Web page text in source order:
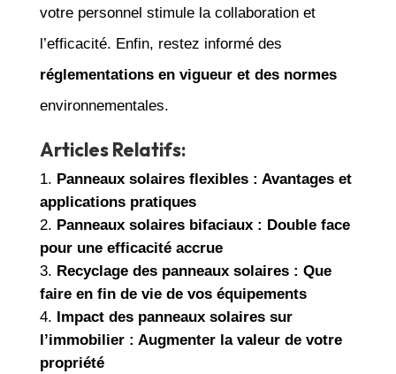
votre personnel stimule la collaboration et
l’efficacité. Enfin, restez informé des
réglementations en vigueur et des normes
environnementales.
Articles Relatifs:
Panneaux solaires flexibles : Avantages et
applications pratiques
Panneaux solaires bifaciaux : Double face
pour une efficacité accrue
Recyclage des panneaux solaires : Que
faire en fin de vie de vos équipements
Impact des panneaux solaires sur
l’immobilier : Augmenter la valeur de votre
propriété